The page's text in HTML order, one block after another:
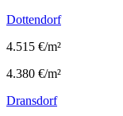
Dottendorf
4.515 €/m²
4.380 €/m²
Dransdorf